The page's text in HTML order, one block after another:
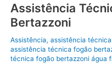
Assistência
Bertazzoni
Assistência,assistência
assistência técnica fogão
técnica fogão bertazzoni água